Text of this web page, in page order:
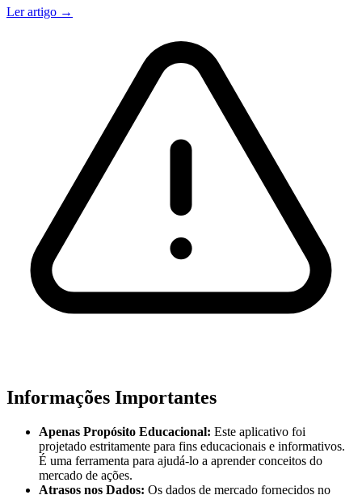
Ler artigo →
Informações Importantes
Apenas Propósito Educacional: Este aplicativo foi
projetado estritamente para fins educacionais e informativos.
É uma ferramenta para ajudá-lo a aprender conceitos do
mercado de ações.
Atrasos nos Dados: Os dados de mercado fornecidos no